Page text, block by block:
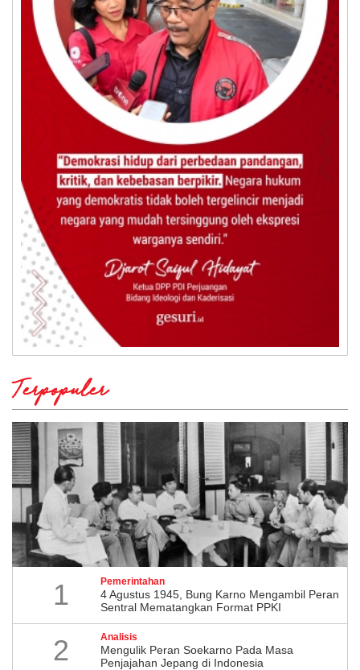
Terpopuler
1 Pemerintahan
4 Agustus 1945, Bung Karno Mengambil Peran
Sentral Mematangkan Format PPKI
2 Analisis
Mengulik Peran Soekarno Pada Masa
Penjajahan Jepang di Indonesia